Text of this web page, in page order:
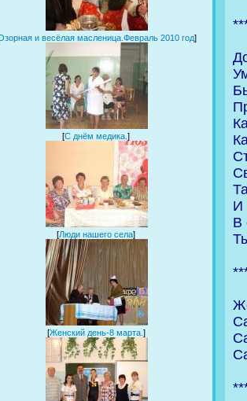
и весёлая масленица.Февраль 2010 год]
[С днём медика.]
[Люди нашего села]
[Женский день-8 марта. ]
И
В